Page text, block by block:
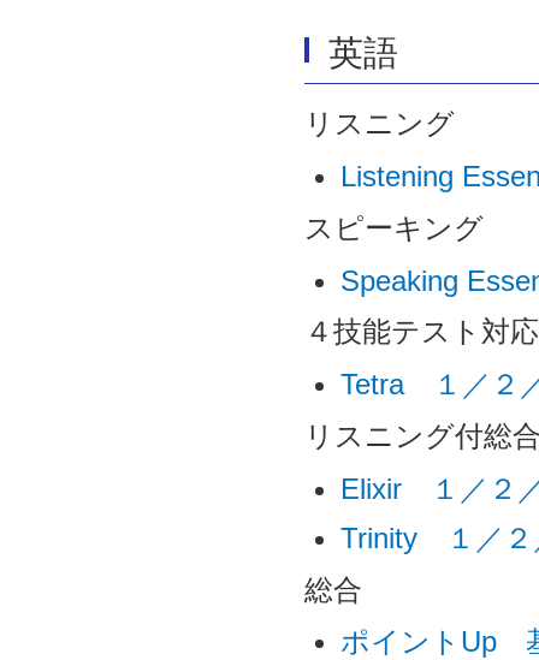
英語
リスニング
Listening
スピーキング
Speaking
４技能テスト対
Tetra １／２
リスニング付総
Elixir １／２
Trinity １／２
総合
ポイントUp